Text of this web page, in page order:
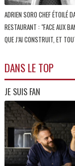
ADRIEN SORO CHEF ÉTOILÉ
RESTAURANT : "FACE AUX
QUE J’AI CONSTRUIT, ET
DANS LE TOP
JE SUIS FAN